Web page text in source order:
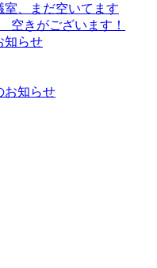
、まだ空いてます
きがございます！
知らせ
お知らせ